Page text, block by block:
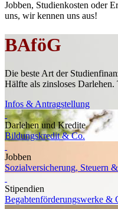
Jobben, Studienkosten oder
uns, wir kennen uns aus!
BAföG
Die beste Art der
Hälfte als zinsloses Darlehen.
Infos & Antragstellung
Darlehen und Kredite
Bildungskredit & Co.
Jobben
Sozialversicherung, Steuern
Stipendien
Begabtenförderungswerke &